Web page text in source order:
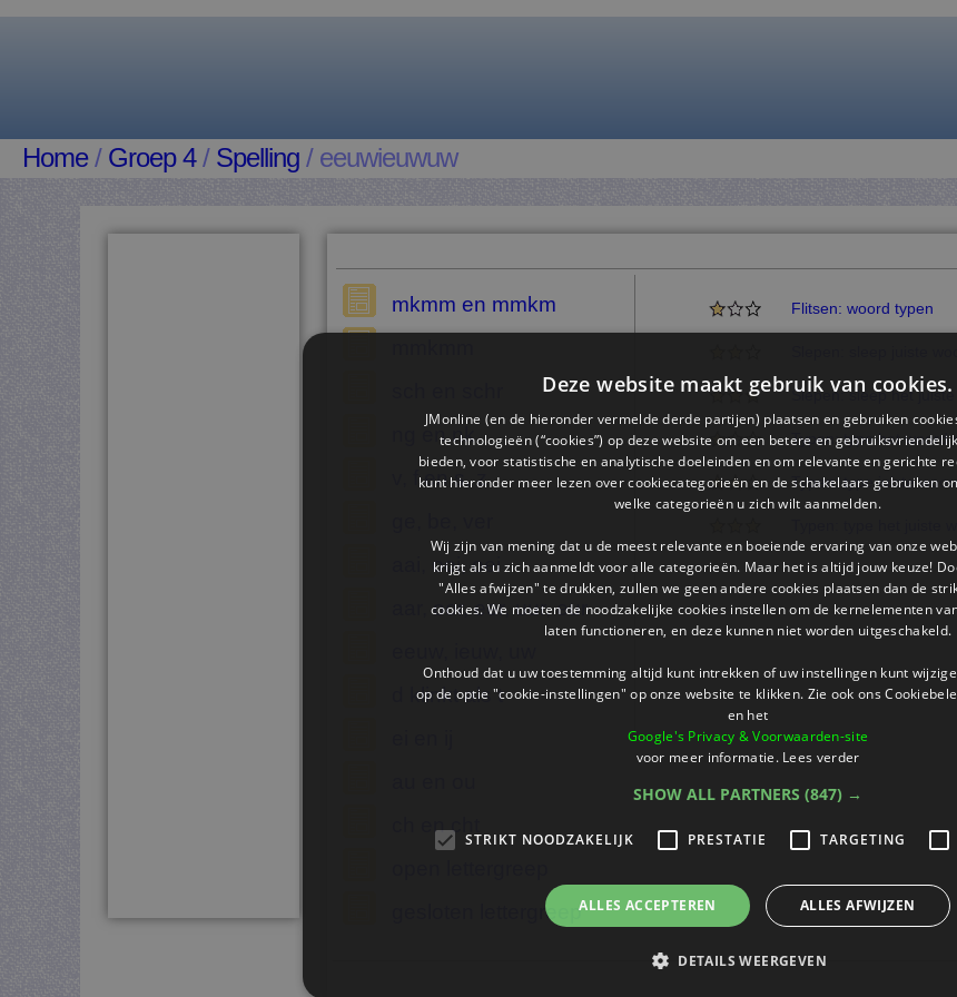
Home/ Groep 4/ Spelling / eeuwieuwuw
mkmm en mmkm
ng en nk
v, f en s, z
aai, ooi, oei
aar, oor, eer, uur, eur
d klinkt als t
ch en cht
gesloten lettergreep
Flitsen: woord typen
Slepen: sleep het
Typen: type het woord
Typen: type juiste
Deze website maakt gebruik van cookies.
JMonline (en de hieronder vermelde derde partijen) plaatsen en gebruiken
technologieën (“cookies”) op deze website om een ​​betere en
bieden, voor statistische en analytische doeleinden en om relevante en gerichte
kunt hieronder meer lezen over cookiecategorieën en de schakelaars gebruiken
welke categorieën u zich wilt aanmelden.
Wij zijn van mening dat u de meest relevante en boeiende ervaring van onze
krijgt als u zich aanmeldt voor alle categorieën. Maar het is altijd jouw keuze!
"Alles afwijzen" te drukken, zullen we geen andere cookies plaatsen dan de
cookies. We moeten de noodzakelijke cookies instellen om de kernelementen
laten functioneren, en deze kunnen niet worden uitgeschakeld.
Onthoud dat u uw toestemming altijd kunt intrekken of uw instellingen kunt
op de optie "cookie-instellingen" op onze website te klikken. Zie ook ons
en het
Google's Privacy & Voorwaarden-site
voor meer informatie. Lees verder
SHOW ALL PARTNERS (847) →
STRIKT NOODZAKELIJK PRESTATIE TARGETING
ALLES ACCEPTEREN ALLES AFWIJZEN
DETAILS WEERGEVEN